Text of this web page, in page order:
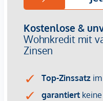
der Wohnung bildet die
verbunden. Ein
Schlafzimmer mit
mit Dusche und
Wohnung. Für ein
Raumklima sorgen die